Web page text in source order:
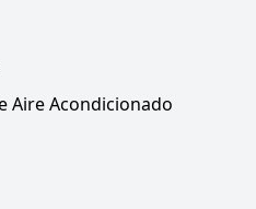
Aire Acondicionado